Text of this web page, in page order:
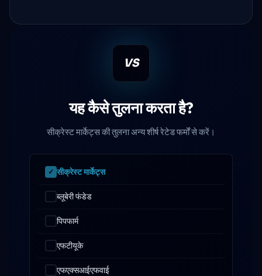
VS
यह कैसे तुलना करता है?
सीक्रेस्ट मार्केट्स की तुलना अन्य शीर्ष रेटेड फर्मों से करें।
सीक्रेस्ट मार्केट्स
ब्लूबेरी फंडेड
पिपफार्म
एफटीयूके
एफएक्सआईएफवाई